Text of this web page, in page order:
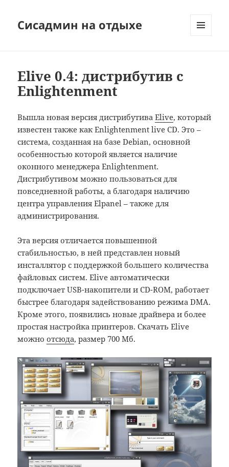
Сисадмин на отдыхе
Elive 0.4: дистрибутив с
Enlightenment
Вышла новая версия дистрибутиваElive, который
известен также как Enlightenment live CD. Это –
система, созданная на базе Debian, основной
особенностью которой является наличие
оконного менеджера Enlightenment.
Дистрибутивом можно пользоваться для
повседневной работы, а благодаря наличию
центра управления Elpanel – также для
администрирования.
Эта версия отличается повышенной
стабильностью, в ней представлен новый
инсталлятор с поддержкой большего количества
файловых систем. Elive автоматически
подключает USB-накопители и CD-ROM, работает
быстрее благодаря задействованию режима DMA.
Кроме этого, появились новые драйвера и более
простая настройка принтеров. Скачать Elive
можноотсюда, размер 700 Мб.